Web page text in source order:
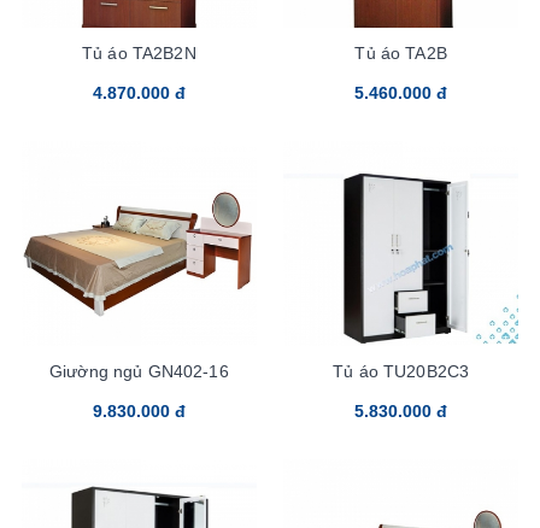
Tủ áo TA2B2N
4.870.000 đ
Tủ áo TA2B
5.460.000 đ
Giường ngủ GN402-16
9.830.000 đ
Tủ áo TU20B2C3
5.830.000 đ